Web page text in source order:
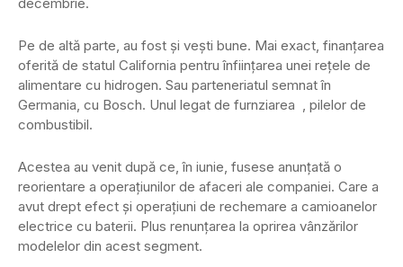
Pe de altă parte, au fost și vești bune. Mai exact, finanțarea
oferită de statul California pentru înființarea unei rețele de
alimentare cu hidrogen. Sau parteneriatul semnat în
Germania, cu Bosch. Unul legat de furnziarea , pilelor de
combustibil.
Acestea au venit după ce, în iunie, fusese anunțată o
reorientare a operațiunilor de afaceri ale companiei. Care a
avut drept efect și operațiuni de rechemare a camioanelor
electrice cu baterii. Plus renunțarea la oprirea vânzărilor
modelelor din acest segment.